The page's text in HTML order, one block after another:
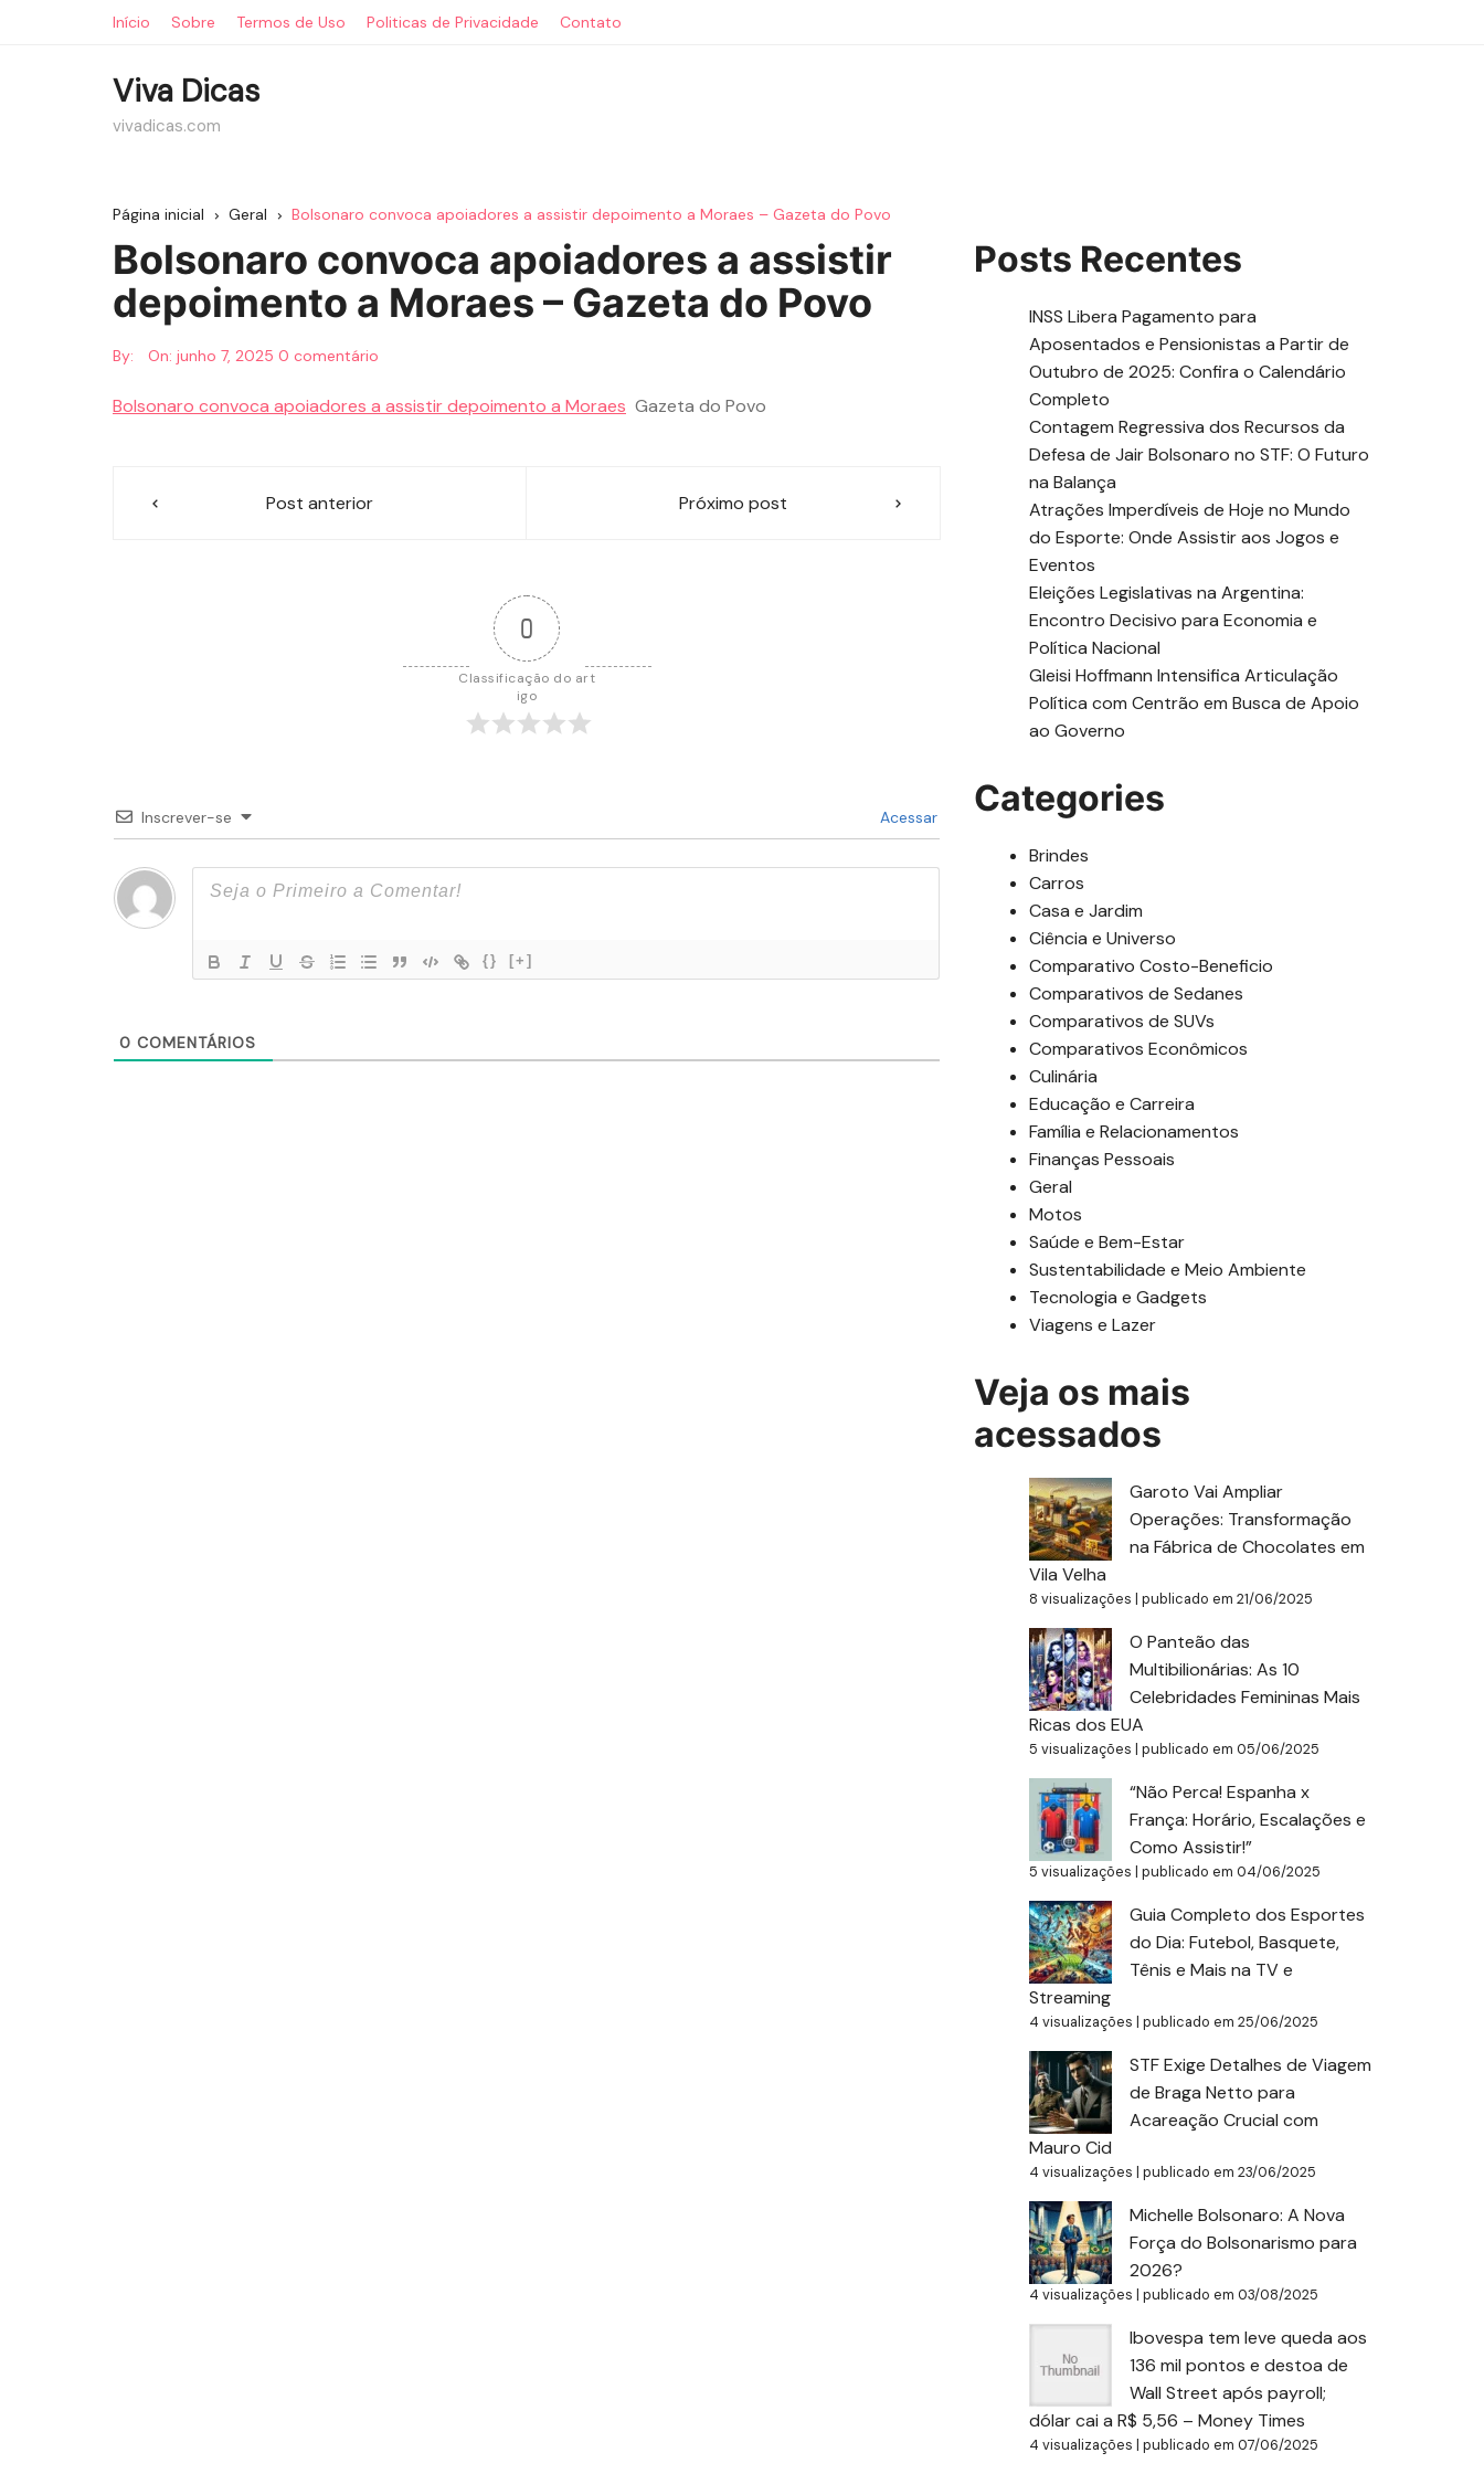
Início Sobre Termos de Uso Politicas de Privacidade Contato
Viva Dicas
vivadicas.com
Página inicial Geral Bolsonaro convoca apoiadores a assistir depoimento a Moraes – Gazeta do Povo
Bolsonaro convoca apoiadores a assistir
depoimento a Moraes – Gazeta do Povo
By: On: junho 7, 2025 0 comentário
Bolsonaro convoca apoiadores a assistir depoimento a Moraes Gazeta do Povo
NavegaçãoPost anterior Próximo post
0
Classificação do art
igo
Inscrever-se Acessar
{} [+]
0 COMENTÁRIOS
Posts Recentes
INSS Libera Pagamento para
Aposentados e Pensionistas a Partir de
Outubro de 2025: Confira o Calendário
Completo
Contagem Regressiva dos Recursos da
Defesa de Jair Bolsonaro no STF: O Futuro
na Balança
Atrações Imperdíveis de Hoje no Mundo
do Esporte: Onde Assistir aos Jogos e
Eventos
Eleições Legislativas na Argentina:
Encontro Decisivo para Economia e
Política Nacional
Gleisi Hoffmann Intensifica Articulação
Política com Centrão em Busca de Apoio
ao Governo
Categories
Brindes
Carros
Casa e Jardim
Ciência e Universo
Comparativo Costo-Beneficio
Comparativos de Sedanes
Comparativos de SUVs
Comparativos Econômicos
Culinária
Educação e Carreira
Família e Relacionamentos
Finanças Pessoais
Geral
Motos
Saúde e Bem-Estar
Sustentabilidade e Meio Ambiente
Tecnologia e Gadgets
Viagens e Lazer
Veja os mais
acessados
Garoto Vai Ampliar
Operações: Transformação
na Fábrica de Chocolates em
Vila Velha
8 visualizações | publicado em 21/06/2025
O Panteão das
Multibilionárias: As 10
Celebridades Femininas Mais
Ricas dos EUA
5 visualizações | publicado em 05/06/2025
“Não Perca! Espanha x
França: Horário, Escalações e
Como Assistir!”
5 visualizações | publicado em 04/06/2025
Guia Completo dos Esportes
do Dia: Futebol, Basquete,
Tênis e Mais na TV e
Streaming
4 visualizações | publicado em 25/06/2025
STF Exige Detalhes de Viagem
de Braga Netto para
Acareação Crucial com
Mauro Cid
4 visualizações | publicado em 23/06/2025
Michelle Bolsonaro: A Nova
Força do Bolsonarismo para
2026?
4 visualizações | publicado em 03/08/2025
Ibovespa tem leve queda aos
136 mil pontos e destoa de
Wall Street após payroll;
dólar cai a R$ 5,56 – Money Times
4 visualizações | publicado em 07/06/2025